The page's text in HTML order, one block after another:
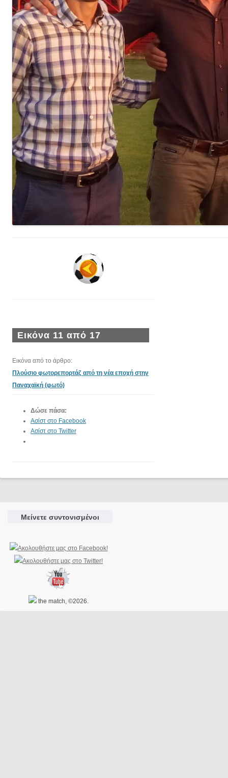
Εικόνα 11 από 17
Εικόνα από το άρθρο:
Πλούσιο φωτορεπορτάζ από τη νέα εποχή στην
Παναχαϊκή (φωτό)
Δώσε πάσα:
Ασίστ στο Facebook
Ασίστ στο Twitter
Μείνετε συντονισμένοι
the match, ©2026.